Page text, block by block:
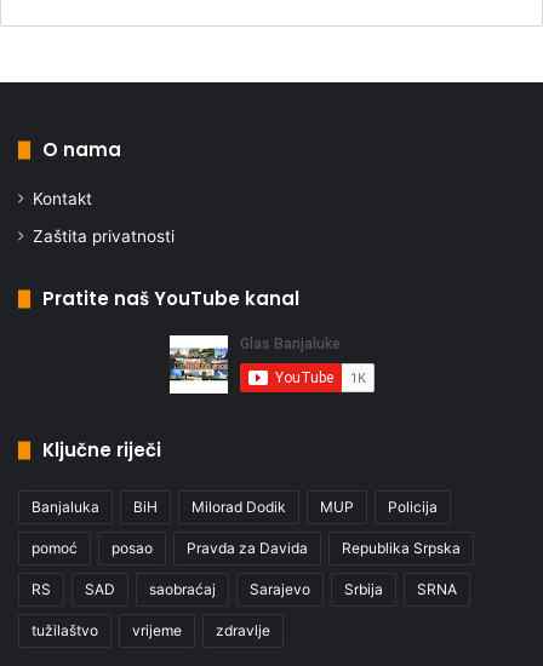
O nama
Kontakt
Zaštita privatnosti
Pratite naš YouTube kanal
Ključne riječi
Banjaluka BiH Milorad Dodik MUP Policija
pomoć posao Pravda za Davida Republika Srpska
RS SAD saobraćaj Sarajevo Srbija SRNA
tužilaštvo vrijeme zdravlje